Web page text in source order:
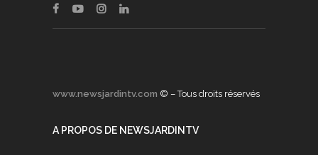
www.newsjardintv.com © – Tous droits réservés
A PROPOS DE NEWSJARDINTV